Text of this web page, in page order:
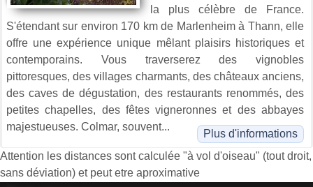
la plus célèbre de France.
S'étendant sur environ 170 km de Marlenheim à Thann, elle
offre une expérience unique mêlant plaisirs historiques et
contemporains. Vous traverserez des vignobles
pittoresques, des villages charmants, des châteaux anciens,
des caves de dégustation, des restaurants renommés, des
petites chapelles, des fêtes vigneronnes et des abbayes
majestueuses. Colmar, souvent...
Plus d'informations
Attention les distances sont calculée "à vol d'oiseau" (tout droit,
sans déviation) et peut etre aproximative